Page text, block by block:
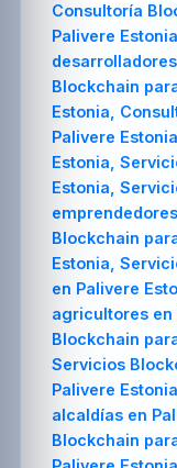
Consultoría
Palivere
Blockchain
Estonia,
Palivere
Estonia,
Estonia,
Blockchain
Estonia,
en Palivere
agricultores en
Blockchain
Servicios
Palivere
alcaldías en
Blockchain